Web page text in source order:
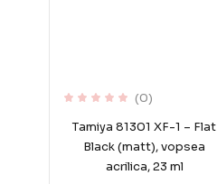
(0)
Tamiya 81301 XF-1 – Flat
Black (matt), vopsea
acrilica, 23 ml